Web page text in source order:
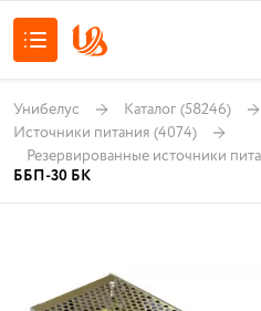
Унибелус Каталог (58246)
Источники питания (4074)
Резервированные источники
ББП-30 БК